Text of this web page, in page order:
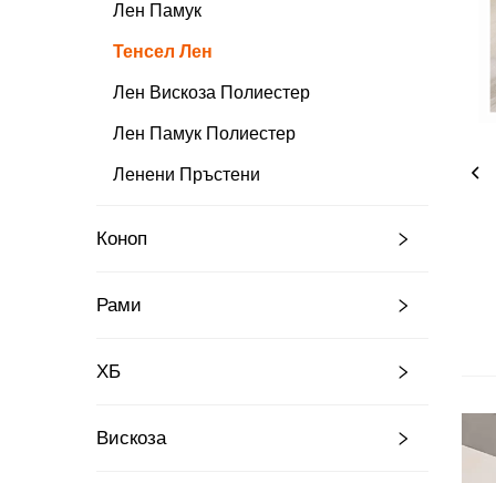
Лен Памук
Тенсел Лен
Лен Вискоза Полиестер
Лен Памук Полиестер
Ленени Пръстени
Коноп
Рами
ХБ
Вискоза